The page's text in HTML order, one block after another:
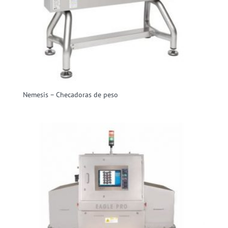
Nemesis – Checadoras de peso